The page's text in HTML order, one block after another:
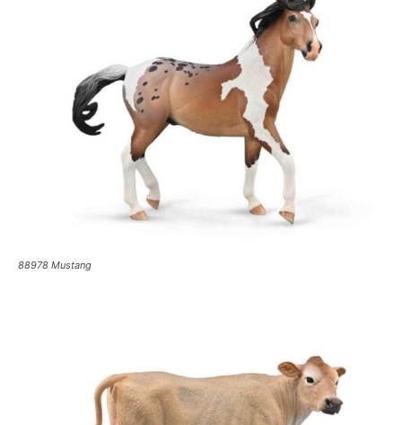
88978 Mustang